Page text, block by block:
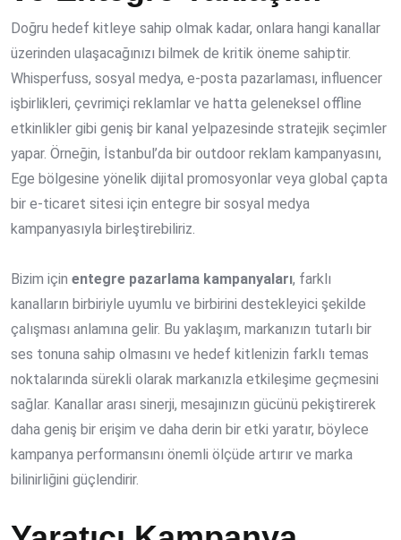
Doğru hedef kitleye sahip olmak kadar, onlara hangi kanallar
üzerinden ulaşacağınızı bilmek de kritik öneme sahiptir.
Whisperfuss, sosyal medya, e-posta pazarlaması, influencer
işbirlikleri, çevrimiçi reklamlar ve hatta geleneksel offline
etkinlikler gibi geniş bir kanal yelpazesinde stratejik seçimler
yapar. Örneğin, İstanbul’da bir outdoor reklam kampanyasını,
Ege bölgesine yönelik dijital promosyonlar veya global çapta
bir e-ticaret sitesi için entegre bir sosyal medya
kampanyasıyla birleştirebiliriz.
Bizim için entegre pazarlama kampanyaları, farklı
kanalların birbiriyle uyumlu ve birbirini destekleyici şekilde
çalışması anlamına gelir. Bu yaklaşım, markanızın tutarlı bir
ses tonuna sahip olmasını ve hedef kitlenizin farklı temas
noktalarında sürekli olarak markanızla etkileşime geçmesini
sağlar. Kanallar arası sinerji, mesajınızın gücünü pekiştirerek
daha geniş bir erişim ve daha derin bir etki yaratır, böylece
kampanya performansını önemli ölçüde artırır ve marka
bilinirliğini güçlendirir.